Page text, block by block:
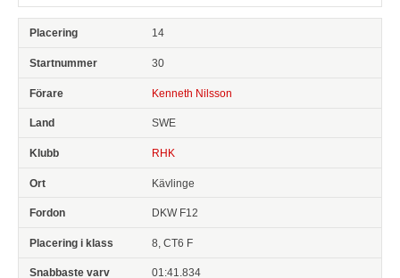
14
30
Kenneth Nilsson
SWE
RHK
Kävlinge
DKW F12
8, CT6 F
01:41.834